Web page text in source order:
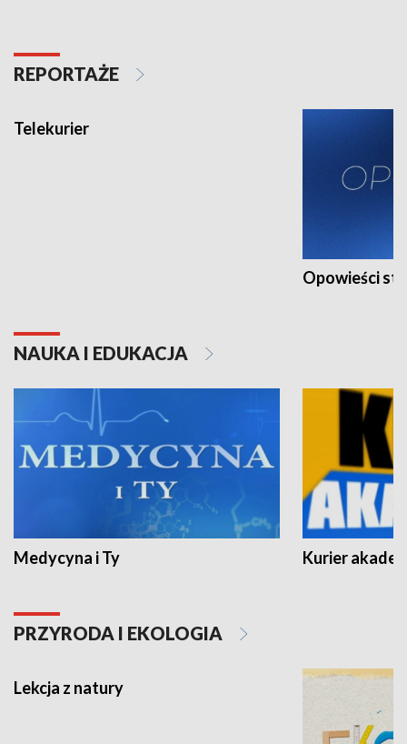
REPORTAŻE
Telekurier
Opowieści
NAUKA I EDUKACJA
Medycyna i Ty Kurier
PRZYRODA I EKOLOGIA
Lekcja z natury